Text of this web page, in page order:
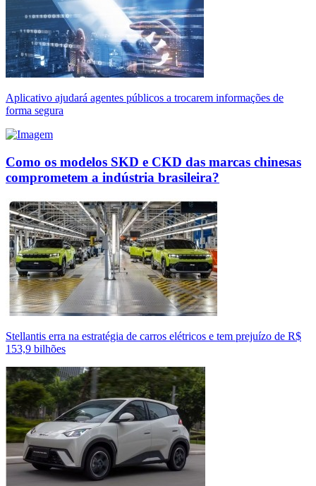
Aplicativo ajudará agentes públicos a trocarem informações de
forma segura
Como os modelos SKD e CKD das marcas chinesas
comprometem a indústria brasileira?
Stellantis erra na estratégia de carros elétricos e tem prejuízo de R$
153,9 bilhões